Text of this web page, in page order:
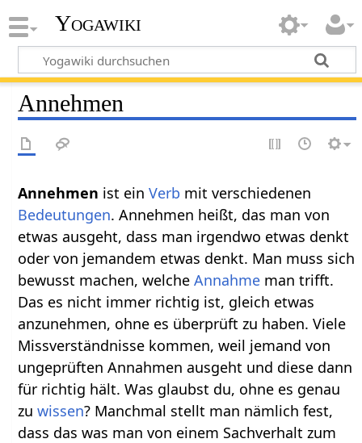
Yogawiki
Annehmen
ist einVerb mit verschiedenen
Bedeutungen. Annehmen heißt, das man von
etwas ausgeht, dass man irgendwo etwas denkt
oder von jemandem etwas denkt. Man muss sich
bewusst machen, welcheAnnahme man trifft.
Das es nicht immer richtig ist, gleich etwas
anzunehmen, ohne es überprüft zu haben. Viele
Missverständnisse kommen, weil jemand von
ungeprüften Annahmen ausgeht und diese dann
für richtig hält. Was glaubst du, ohne es genau
zuwissen? Manchmal stellt man nämlich fest,
dass das was man von einem Sachverhalt zum